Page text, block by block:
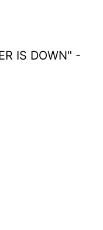
IS DOWN" -